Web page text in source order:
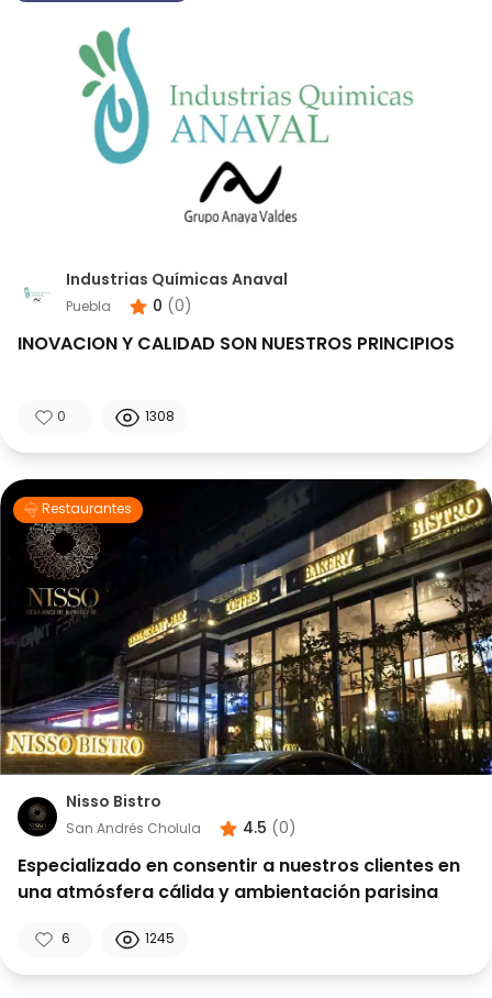
Industrias Químicas Anaval
Puebla 0 (0 )
INOVACION Y CALIDAD SON NUESTROS PRINCIPIOS
0 1308
Restaurantes
Nisso Bistro
San Andrés Cholula 4.5 (0 )
Especializado en consentir a nuestros clientes en
una atmósfera cálida y ambientación parisina
6 1245